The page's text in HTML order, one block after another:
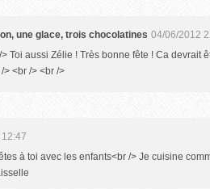
une glace, trois chocolatines 04/06/2012
> Toi aussi Zélie ! Très bonne fête ! Ca devrait
> <br /> <br />
à toi avec les enfants<br /> Je cuisine